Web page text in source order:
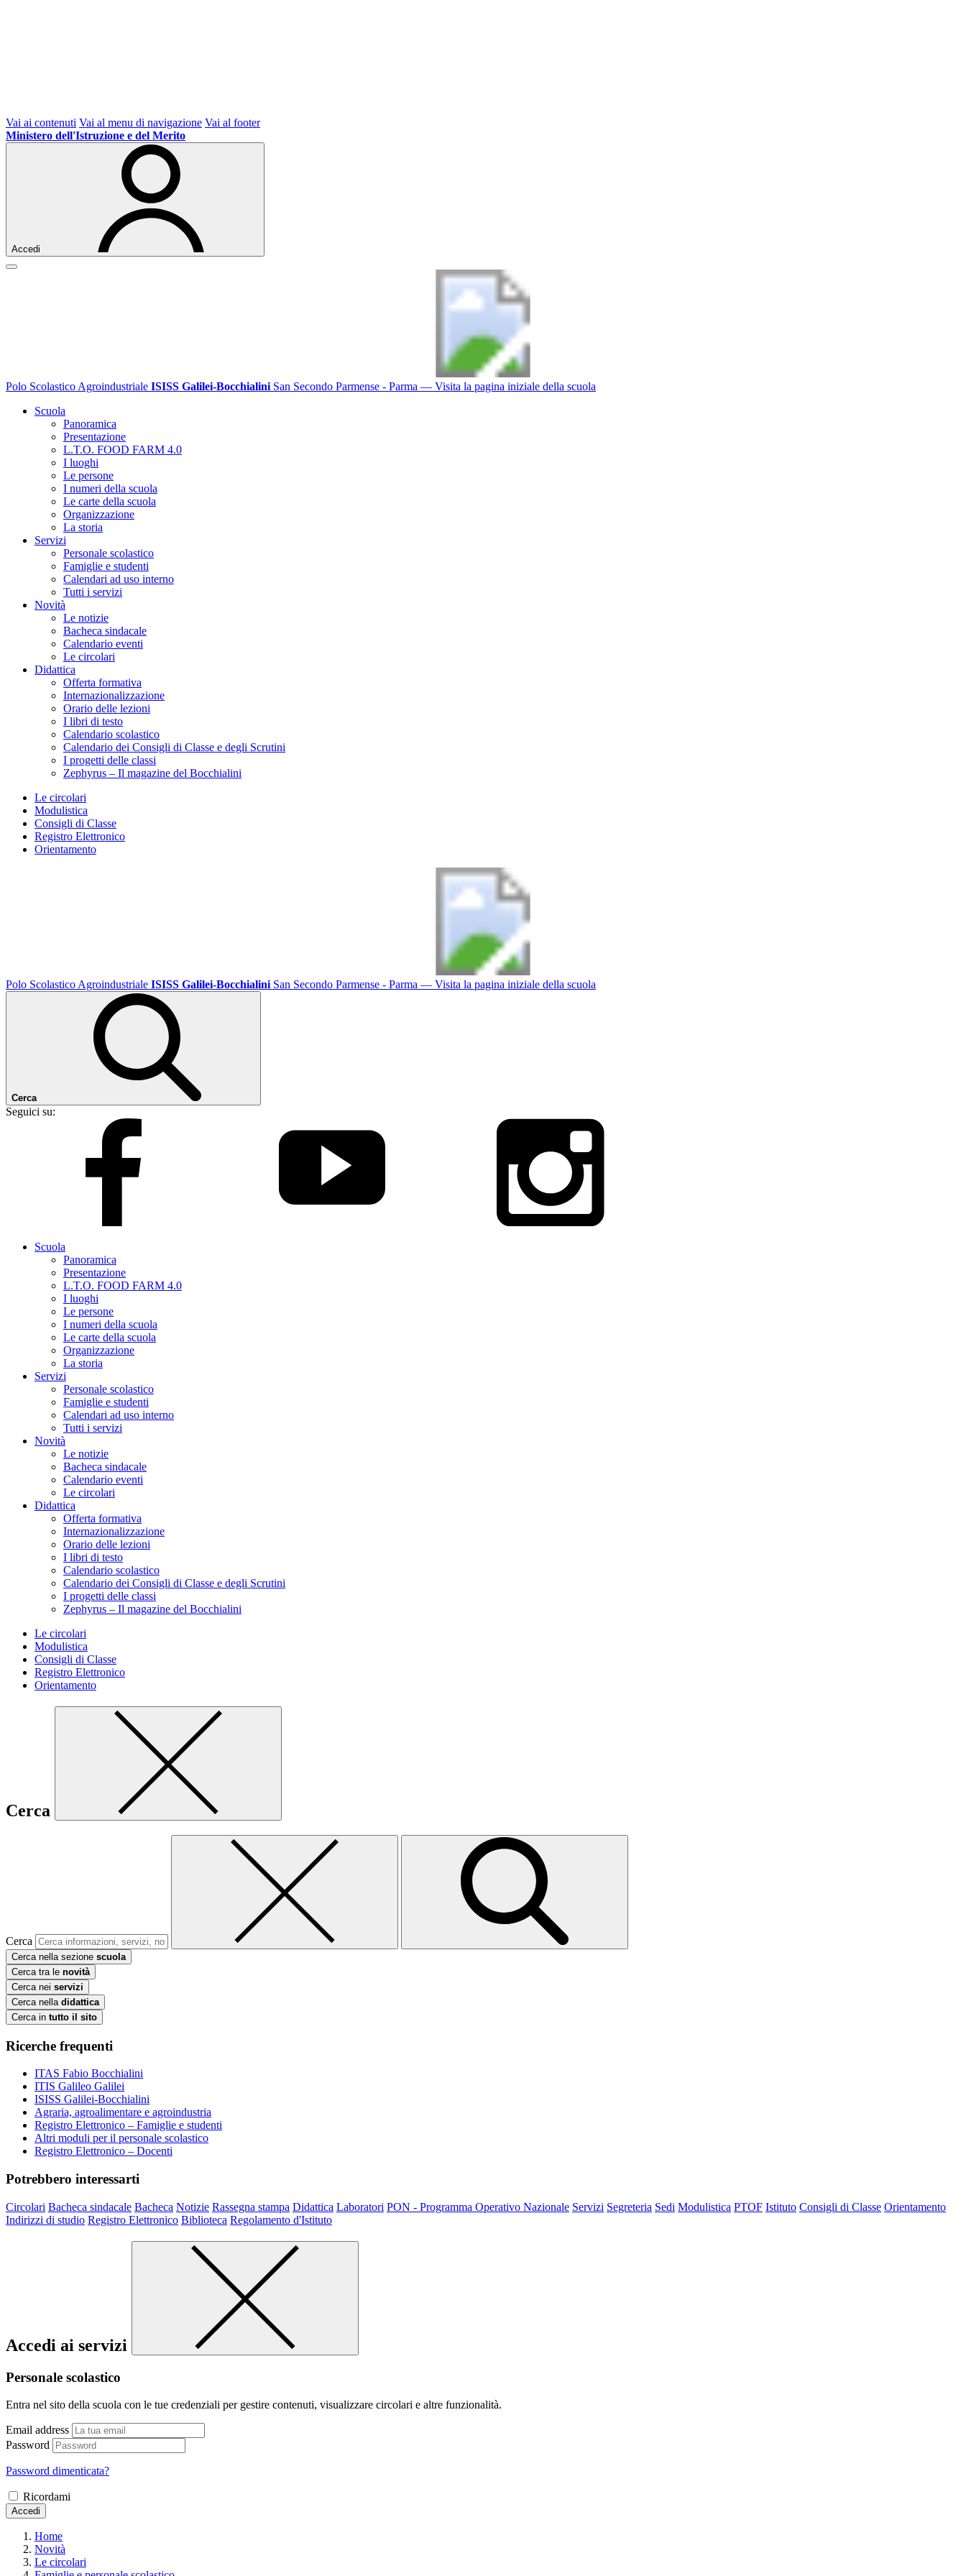
Vai ai contenuti Vai al menu di navigazione Vai al footer
Ministero dell'Istruzione e del Merito
Accedi
Polo Scolastico Agroindustriale ISISS Galilei-Bocchialini San Secondo Parmense - Parma — Visita la pagina iniziale della scuola
Scuola
Panoramica
Presentazione
L.T.O. FOOD FARM 4.0
I luoghi
Le persone
I numeri della scuola
Le carte della scuola
Organizzazione
La storia
Servizi
Personale scolastico
Famiglie e studenti
Calendari ad uso interno
Tutti i servizi
Novità
Le notizie
Bacheca sindacale
Calendario eventi
Le circolari
Didattica
Offerta formativa
Internazionalizzazione
Orario delle lezioni
I libri di testo
Calendario scolastico
Calendario dei Consigli di Classe e degli Scrutini
I progetti delle classi
Zephyrus – Il magazine del Bocchialini
Le circolari
Modulistica
Consigli di Classe
Registro Elettronico
Orientamento
Polo Scolastico Agroindustriale ISISS Galilei-Bocchialini San Secondo Parmense - Parma — Visita la pagina iniziale della scuola
Cerca
Seguici su:
Scuola
Panoramica
Presentazione
L.T.O. FOOD FARM 4.0
I luoghi
Le persone
I numeri della scuola
Le carte della scuola
Organizzazione
La storia
Servizi
Personale scolastico
Famiglie e studenti
Calendari ad uso interno
Tutti i servizi
Novità
Le notizie
Bacheca sindacale
Calendario eventi
Le circolari
Didattica
Offerta formativa
Internazionalizzazione
Orario delle lezioni
I libri di testo
Calendario scolastico
Calendario dei Consigli di Classe e degli Scrutini
I progetti delle classi
Zephyrus – Il magazine del Bocchialini
Le circolari
Modulistica
Consigli di Classe
Registro Elettronico
Orientamento
Cerca
Cerca
Cerca nella sezione scuola
Cerca tra le novità
Cerca nei servizi
Cerca nella didattica
Cerca in tutto il sito
Ricerche frequenti
ITAS Fabio Bocchialini
ITIS Galileo Galilei
ISISS Galilei-Bocchialini
Agraria, agroalimentare e agroindustria
Registro Elettronico – Famiglie e studenti
Altri moduli per il personale scolastico
Registro Elettronico – Docenti
Potrebbero interessarti
Circolari Bacheca sindacale Bacheca Notizie Rassegna stampa Didattica Laboratori PON - Programma Operativo Nazionale Servizi Segreteria Sedi Modulistica PTOF Istituto Consigli di Classe Orientamento
Indirizzi di studio Registro Elettronico Biblioteca Regolamento d'Istituto
Accedi ai servizi
Personale scolastico
Entra nel sito della scuola con le tue credenziali per gestire contenuti, visualizzare circolari e altre funzionalità.
Email address
Password
Password dimenticata?
Ricordami
Accedi
Home
Novità
Le circolari